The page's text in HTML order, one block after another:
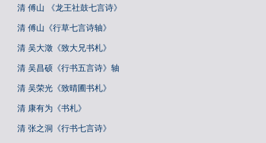
清 傅山 《龙王社鼓七言诗》
清 傅山《行草七言诗轴》
清 吴大澂《致大兄书札》
清 吴昌硕《行书五言诗》轴
清 吴荣光《致晴圃书札》
清 康有为《书札》
清 张之洞《行书七言诗》